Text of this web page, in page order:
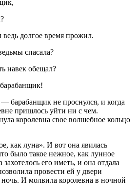
долгое время прожил.
спасала?
навек обещал?
барабанщик не проснулся, и когда
пришлось уйти ни с чем.
королевна свое волшебное кольцо
как луна». И вот она явилась
было такое нежное, как лунное
его иметь, и она отдала
провести ей у двери
И молвила королевна в ночной